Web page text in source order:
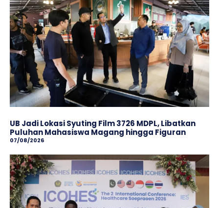
UB Jadi Lokasi Syuting Film 3726 MDPL, Libatkan
Puluhan Mahasiswa Magang hingga Figuran
07/08/2026